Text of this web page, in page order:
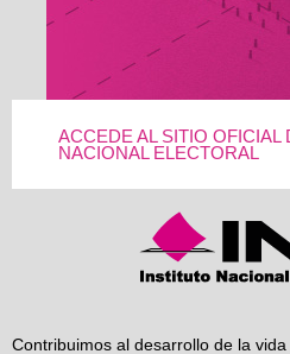
ACCEDE AL SITIO OFICIAL
NACIONAL ELECTORAL
Contribuimos al desarrollo de la